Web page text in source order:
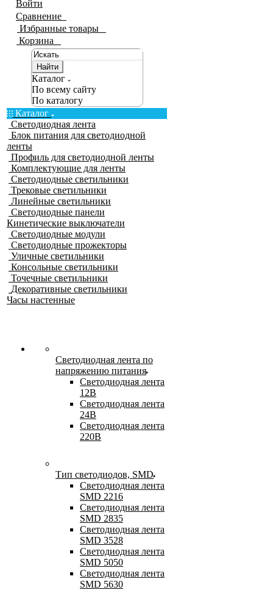
Войти
Сравнение
Избранные товары
Корзина
Найти
Каталог
По всему сайту
По каталогу
Каталог
Светодиодная лента
Блок питания для светодиодной
ленты
Профиль для светодиодной ленты
Комплектующие для ленты
Светодиодные светильники
Трековые светильники
Линейные светильники
Светодиодные панели
Кинетические выключатели
Светодиодные модули
Светодиодные прожекторы
Уличные светильники
Консольные светильники
Точечные светильники
Декоративные светильники
Часы настенные
Светодиодная лента по
напряжению питания
Светодиодная лента
12В
Светодиодная лента
24В
Светодиодная лента
220В
Тип светодиодов, SMD
Cветодиодная лента
SMD 2216
Светодиодная лента
SMD 2835
Светодиодная лента
SMD 3528
Светодиодная лента
SMD 5050
Светодиодная лента
SMD 5630